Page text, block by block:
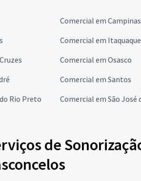
Comercial em Campinas
Comercial em
Comercial em Osasco
Comercial em Santos
Rio Preto
Comercial em São José
de